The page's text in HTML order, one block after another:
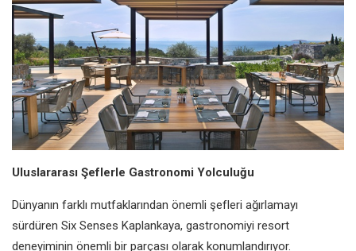
Uluslararası Şeflerle Gastronomi Yolculuğu
Dünyanın farklı mutfaklarından önemli şefleri ağırlamayı
sürdüren Six Senses Kaplankaya, gastronomiyi resort
deneyiminin önemli bir parçası olarak konumlandırıyor.